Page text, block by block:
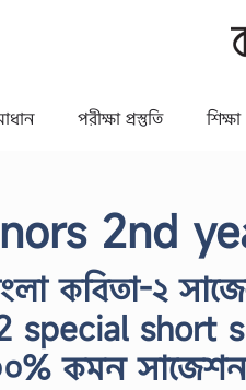
পরীক্ষা প্রস্তুতি শিক্ষা
2nd
কবিতা-২
short
কমন সাজেশন